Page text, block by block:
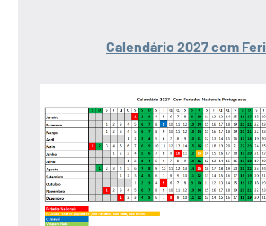
Calendário 2027 com